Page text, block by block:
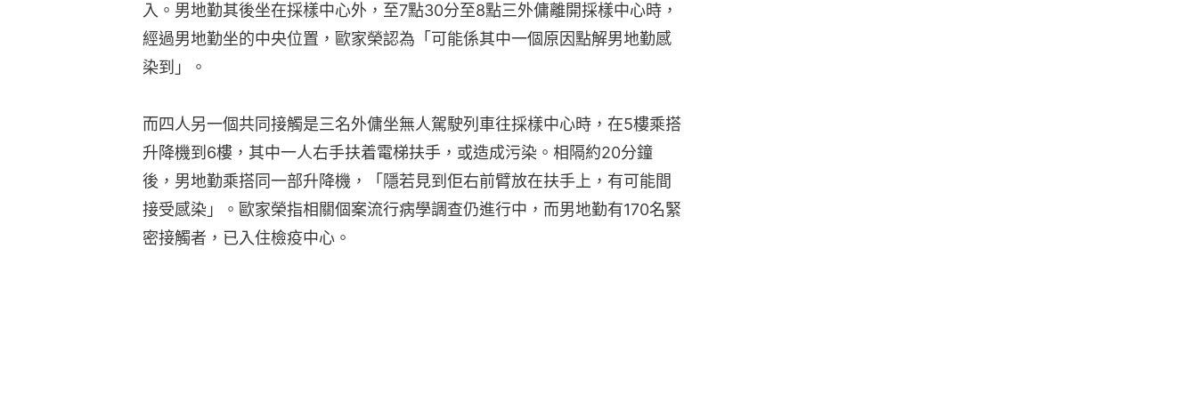
入。男地勤其後坐在採樣中心外，至7點30分至8點三外傭離開採樣中心時，
經過男地勤坐的中央位置，歐家榮認為「可能係其中一個原因點解男地勤感
染到」。
而四人另一個共同接觸是三名外傭坐無人駕駛列車往採樣中心時，在5樓乘搭
升降機到6樓，其中一人右手扶着電梯扶手，或造成污染。相隔約20分鐘
後，男地勤乘搭同一部升降機，「隱若見到佢右前臂放在扶手上，有可能間
接受感染」。歐家榮指相關個案流行病學調查仍進行中，而男地勤有170名緊
密接觸者，已入住檢疫中心。